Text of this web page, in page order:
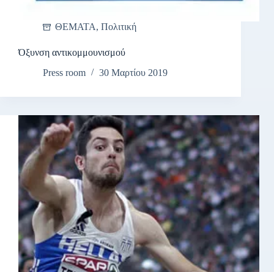
ΘΕΜΑΤΑ, Πολιτική
Όξυνση αντικομμουνισμού
Press room
30 Μαρτίου 2019